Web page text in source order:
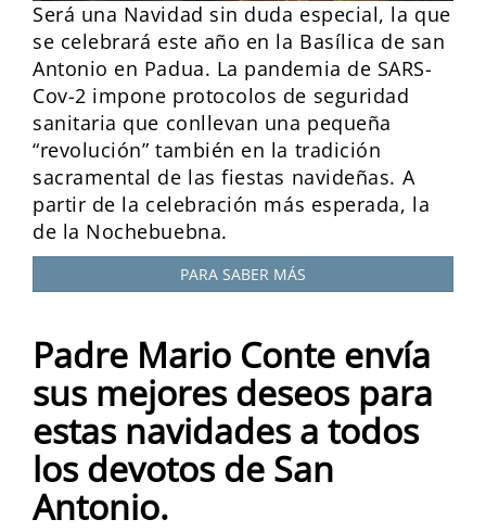
Será una Navidad sin duda especial, la que
se celebrará este año en la Basílica de san
Antonio en Padua. La pandemia de SARS-
Cov-2 impone protocolos de seguridad
sanitaria que conllevan una pequeña
“revolución” también en la tradición
sacramental de las fiestas navideñas. A
partir de la celebración más esperada, la
de la Nochebuebna.
PARA SABER MÁS
Padre Mario Conte envía
sus mejores deseos para
estas navidades a todos
los devotos de San
Antonio.